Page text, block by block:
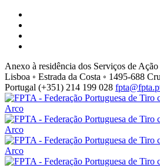
Anexo à residência dos Serviços de
Lisboa ◦ Estrada da Costa ◦ 1495-688
Portugal (+351) 214 199 028